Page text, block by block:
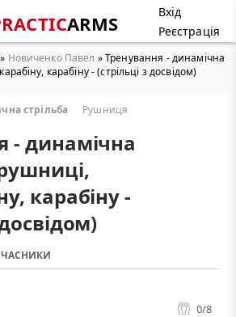
ARMS
Вхід
Реєстрація
» Новиченко Павел » Тренування - динамічна
карабіну - (стрільці з досвідом)
стрільба Рушниця
- динамічна
карабіну -
0/8